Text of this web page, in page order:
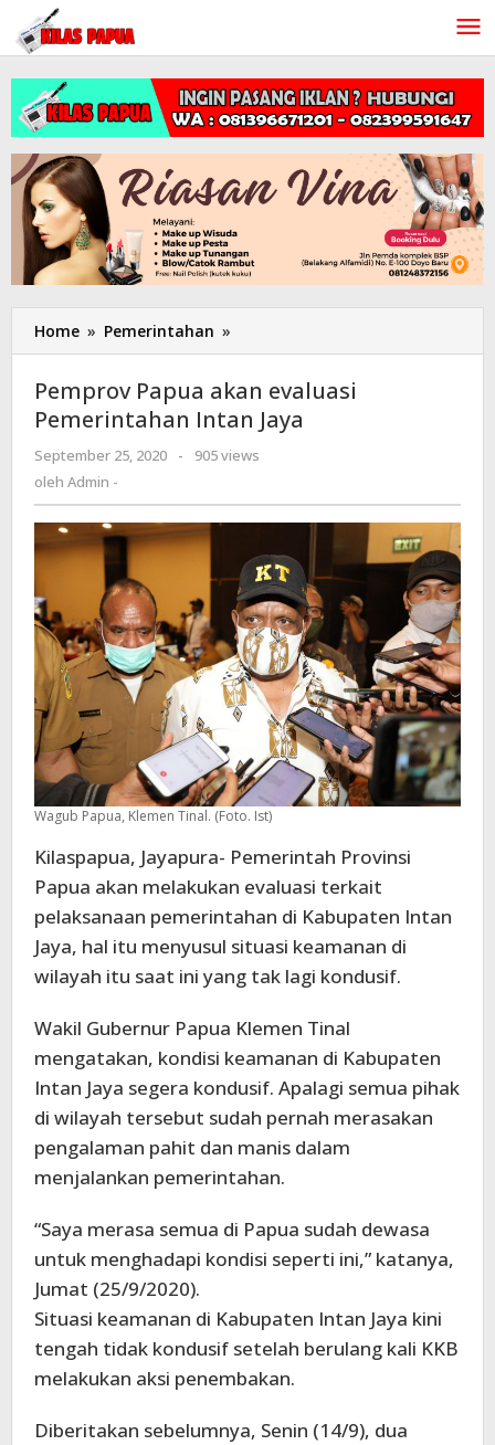
Lewati
konten
Home » Pemerintahan »
Papua
evaluasi
Pemerintahan
Pemprov Papua akan evaluasi
Pemerintahan Intan Jaya
September 25, 2020
oleh
-
905 views
oleh Admin -
Wagub Papua, Klemen Tinal. (Foto. Ist)
Kilaspapua, Jayapura- Pemerintah Provinsi
Papua akan melakukan evaluasi terkait
pelaksanaan pemerintahan di Kabupaten Intan
Jaya, hal itu menyusul situasi keamanan di
wilayah itu saat ini yang tak lagi kondusif.
Wakil Gubernur Papua Klemen Tinal
mengatakan, kondisi keamanan di Kabupaten
Intan Jaya segera kondusif. Apalagi semua pihak
di wilayah tersebut sudah pernah merasakan
pengalaman pahit dan manis dalam
menjalankan pemerintahan.
“Saya merasa semua di Papua sudah dewasa
untuk menghadapi kondisi seperti ini,” katanya,
Jumat (25/9/2020).
Situasi keamanan di Kabupaten Intan Jaya kini
tengah tidak kondusif setelah berulang kali KKB
melakukan aksi penembakan.
Diberitakan sebelumnya, Senin (14/9), dua